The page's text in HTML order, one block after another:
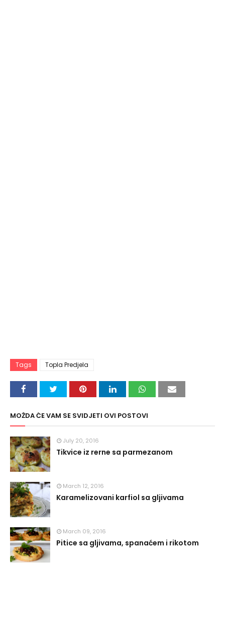
Tags Topla Predjela
MOŽDA ĆE VAM SE SVIDJETI OVI POSTOVI
July 20, 2016
Tikvice iz rerne sa parmezanom
March 12, 2016
Karamelizovani karfiol sa gljivama
March 09, 2016
Pitice sa gljivama, spanaćem i rikotom